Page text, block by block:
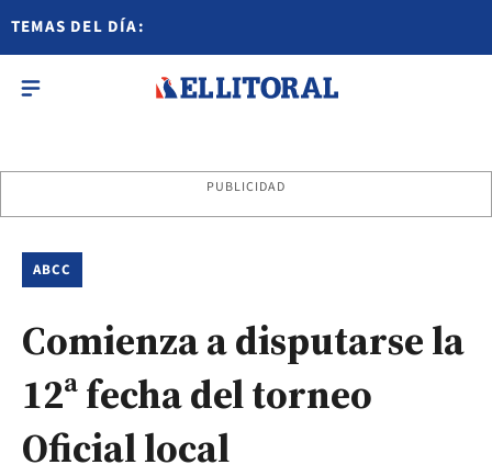
TEMAS DEL DÍA:
PUBLICIDAD
ABCC
Comienza a disputarse la
12ª fecha del torneo
Oficial local